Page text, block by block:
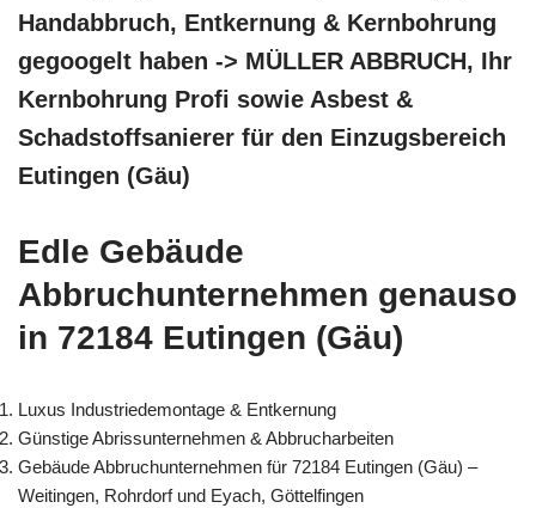
Handabbruch, Entkernung & Kernbohrung
gegoogelt haben -> MÜLLER ABBRUCH, Ihr
Kernbohrung Profi sowie Asbest &
Schadstoffsanierer für den Einzugsbereich
Eutingen (Gäu)
Edle Gebäude
Abbruchunternehmen genauso
in 72184 Eutingen (Gäu)
Luxus Industriedemontage & Entkernung
Günstige Abrissunternehmen & Abbrucharbeiten
Gebäude Abbruchunternehmen für 72184 Eutingen (Gäu) –
Weitingen, Rohrdorf und Eyach, Göttelfingen